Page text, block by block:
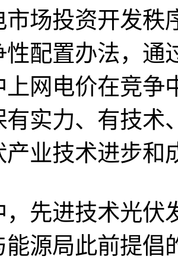
市场投资开发秩
性配置办法，通
上网电价在竞争
有实力、有技术
产业技术进步和
进技术光伏
能源局此前提倡